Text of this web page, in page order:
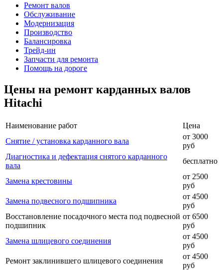
Ремонт валов
Обслуживание
Модернизация
Производство
Балансировка
Трейд-ин
Запчасти для ремонта
Помощь на дороге
Цены на ремонт карданных валов
Hitachi
Наименование работ
Цена
Снятие / установка карданного вала
от 3000
руб
Диагностика и дефектация снятого карданного
вала
бесплатно
Замена крестовины
от 2500
руб
Замена подвесного подшипника
от 4500
руб
Восстановление посадочного места под подвесной
подшипник
от 6500
руб
Замена шлицевого соединения
от 4500
руб
Ремонт заклинившего шлицевого соединения
от 4500
руб